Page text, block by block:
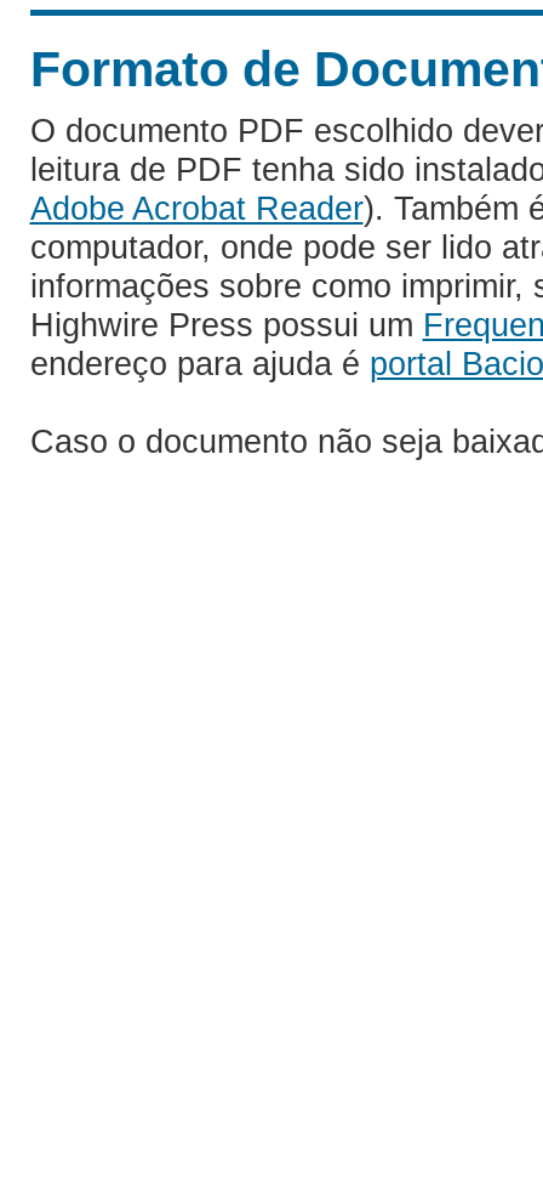
Formato de
O documento PDF escolhido
leitura de PDF tenha sido
Adobe Acrobat Reader). Também
computador, onde pode ser lido
informações sobre como
Highwire Press possui um
endereço para ajuda é portal
Caso o documento não seja